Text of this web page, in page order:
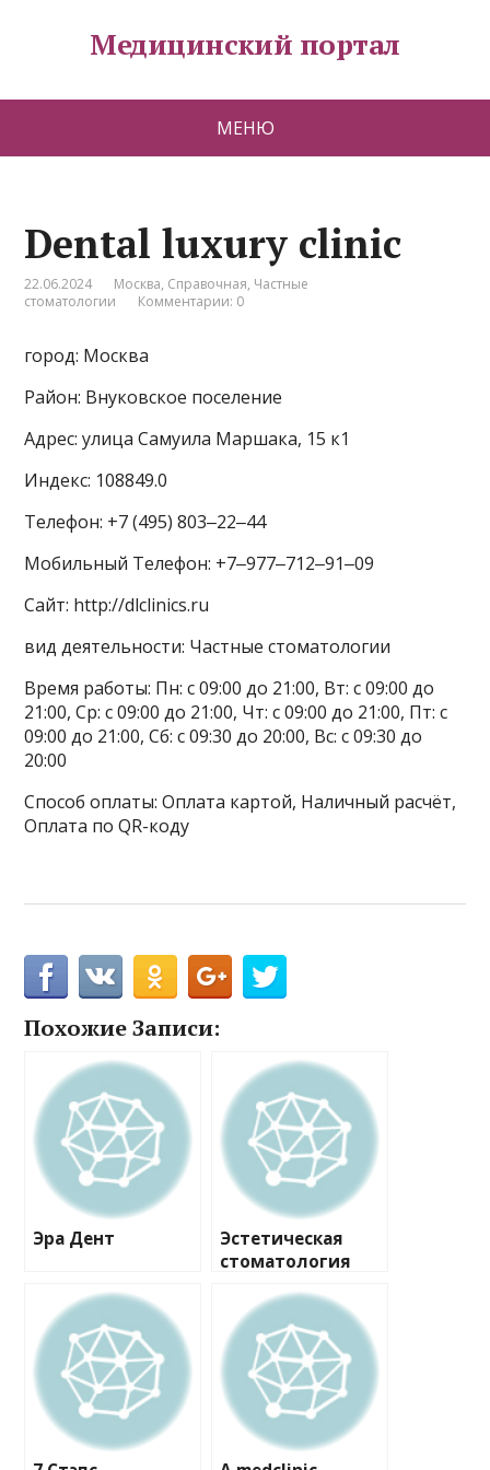
Медицинский портал
МЕНЮ
Dental luxury clinic
22.06.2024 Москва, Справочная, Частные
стоматологии
Комментарии: 0
город: Москва
Район: Внуковское поселение
Адрес: улица Самуила Маршака, 15 к1
Индекс: 108849.0
Телефон: +7 (495) 803‒22‒44
Мобильный Телефон: +7‒977‒712‒91‒09
Сайт: http://dlclinics.ru
вид деятельности: Частные стоматологии
Время работы: Пн: с 09:00 до 21:00, Вт: с 09:00 до
21:00, Ср: с 09:00 до 21:00, Чт: с 09:00 до 21:00, Пт: с
09:00 до 21:00, Сб: с 09:30 до 20:00, Вс: с 09:30 до
20:00
Способ оплаты: Оплата картой, Наличный расчёт,
Оплата по QR-коду
Похожие Записи:
Эра Дент
Эстетическая
стоматология
Родионовой